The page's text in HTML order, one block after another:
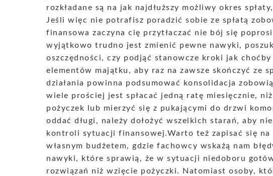
rozkładane są na jak najdłuższy możliwy okres
Jeśli więc nie potrafisz poradzić sobie ze spłatą
finansowa zaczyna cię przytłaczać nie bój się
wyjątkowo trudno jest zmienić pewne nawyki,
oszczędności, czy podjąć stanowcze kroki jak
elementów majątku, aby raz na zawsze skończyć ze
działania powinna podsumować konsolidacja
wiele prościej jest spłacać jedną ratę miesięcznie,
pożyczek lub mierzyć się z pukającymi do drzwi
oddać długi, należy dołożyć wszelkich starań, aby
kontroli sytuacji finansowej.Warto też zapisać się na
własnym budżetem, gdzie fachowcy wskażą nam
nawyki, które sprawią, że w sytuacji niedoboru
rozwiązań niż wzięcie pożyczki. Natomiast osoby,